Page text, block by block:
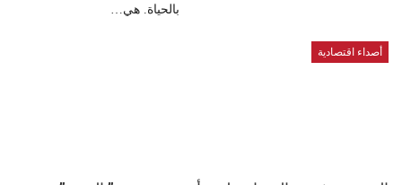
بالحياة. هي…
أصداء اقتصادية